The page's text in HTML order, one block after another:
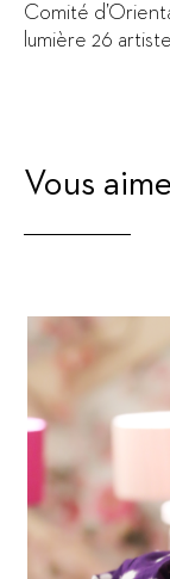
Comité
lumière 26
Vous